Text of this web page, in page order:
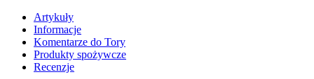
Artykuły
Informacje
Komentarze do Tory
Produkty spożywcze
Recenzje